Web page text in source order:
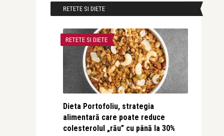
RETETE SI DIETE
RETETE SI DIETE
Dieta Portofoliu, strategia
alimentară care poate reduce
colesterolul „rău” cu până la 30%